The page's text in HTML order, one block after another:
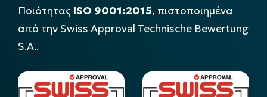
Ποιότητας ISO 9001:2015, πιστοποιημένα
από την Swiss Approval Technische Bewertung
S.A..